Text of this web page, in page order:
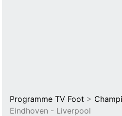
Programme TV Foot >
Eindhoven - Liverpool